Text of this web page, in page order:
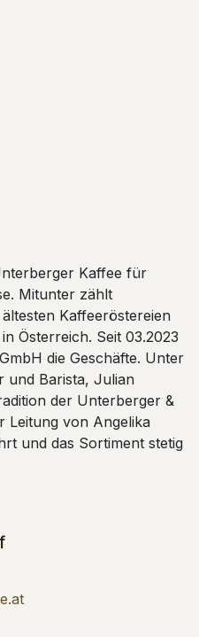
Kaffee für
Mitunter zählt
Kaffeeröstereien
Österreich. Seit 03.2023
die Geschäfte. Unter
und Barista, Julian
der Unterberger &
Leitung von Angelika
und das Sortiment stetig